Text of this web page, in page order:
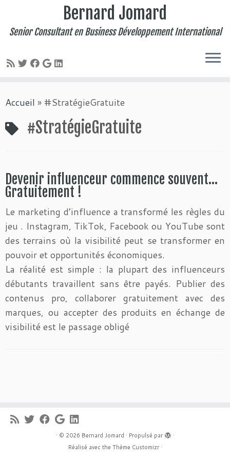
au
Bernard Jomard
Senior Consultant en Business Développement International
Accueil » #StratégieGratuite
#StratégieGratuite
Devenir influenceur commence souvent…
Gratuitement !
Le marketing d’influence a transformé les règles du
jeu . Instagram, TikTok, Facebook ou YouTube sont
des terrains où la visibilité peut se transformer en
pouvoir et opportunités économiques.
La réalité est simple : la plupart des influenceurs
débutants travaillent sans être payés. Publier des
contenus pro, collaborer gratuitement avec des
marques, ou accepter des produits en échange de
visibilité est le passage obligé
· © 2026 Bernard Jomard · Propulsé par
·
Réalisé avec the Thème Customizr·